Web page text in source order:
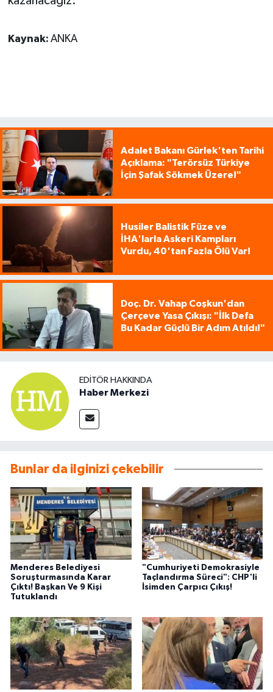
Kaynak: ANKA
Adalet Bakanı Gürlek'ten Tarihi
Açıklama: "Terörsüz Türkiye
İçin Şafak Sökmek Üzere!"
Husiler Balistik Füze ve
İHA'larla Askeri Kampları
Vurdu, 40'tan Fazla Ölü Var!
Doç. Dr. Vahap Coşkun'dan
Çerçeve Yasa Çıkışı: "İlk Defa
Bu Kadar Güçlü Bir Adım Atıldı!"
EDITÖR HAKKINDA
Haber Merkezi
Bunlar da ilginizi çekebilir
Menderes Belediyesi
Soruşturmasında Karar
Çıktı! Başkan Ve 9 Kişi
Tutuklandı
"Cumhuriyeti Demokrasiyle
Taçlandırma Süreci": CHP'li
İsimden Çarpıcı Çıkış!